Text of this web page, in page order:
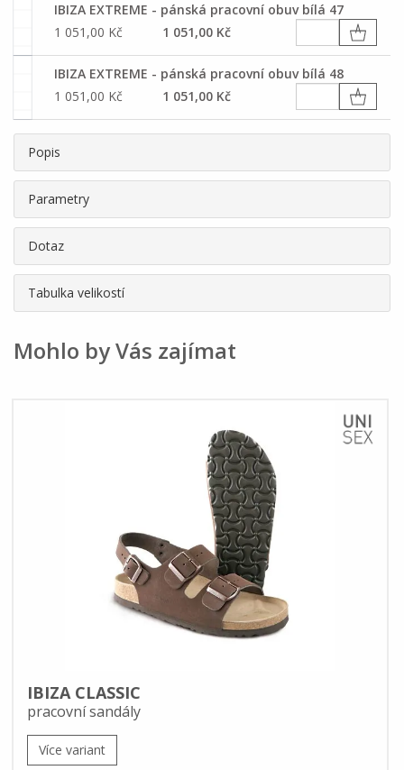
IBIZA EXTREME - pánská pracovní obuv bílá 47
1 051,00 Kč
1 051,00 Kč
IBIZA EXTREME - pánská pracovní obuv bílá 48
1 051,00 Kč
1 051,00 Kč
Popis
Parametry
Dotaz
Tabulka velikostí
Mohlo by Vás zajímat
IBIZA CLASSIC
pracovní sandály
Více variant